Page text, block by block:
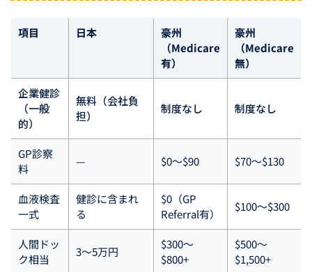
項目 日本
豪州
（Medicare
有）
豪州
（Medicare
無）
企業健診
（一般
的）
無料（会社負
担）
制度なし 制度なし
GP診察
料
— $0〜$90 $70〜$130
血液検査
一式
健診に含まれ
る
$0（GP
Referral有）
$100〜$300
人間ドッ
ク相当
3〜5万円
$300〜
$800+
$500〜
$1,500+